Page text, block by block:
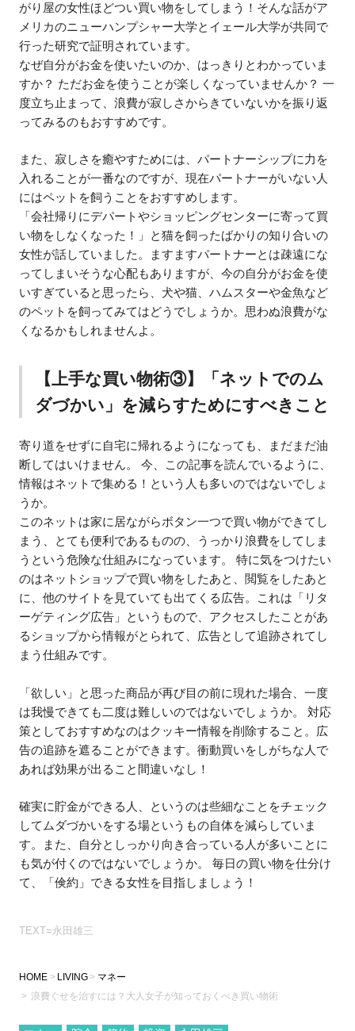
がり屋の女性ほどつい買い物をしてしまう！そんな話がア
メリカのニューハンプシャー大学とイェール大学が共同で
行った研究で証明されています。
なぜ自分がお金を使いたいのか、はっきりとわかっていま
すか？ ただお金を使うことが楽しくなっていませんか？ 一
度立ち止まって、浪費が寂しさからきていないかを振り返
ってみるのもおすすめです。
また、寂しさを癒やすためには、パートナーシップに力を
入れることが一番なのですが、現在パートナーがいない人
にはペットを飼うことをおすすめします。
「会社帰りにデパートやショッピングセンターに寄って買
い物をしなくなった！」と猫を飼ったばかりの知り合いの
女性が話していました。ますますパートナーとは疎遠にな
ってしまいそうな心配もありますが、今の自分がお金を使
いすぎていると思ったら、犬や猫、ハムスターや金魚など
のペットを飼ってみてはどうでしょうか。思わぬ浪費がな
くなるかもしれませんよ。
【上手な買い物術③】「ネットでのム
ダづかい」を減らすためにすべきこと
寄り道をせずに自宅に帰れるようになっても、まだまだ油
断してはいけません。 今、この記事を読んでいるように、
情報はネットで集める！という人も多いのではないでしょ
うか。
このネットは家に居ながらボタン一つで買い物ができてし
まう、とても便利であるものの、うっかり浪費をしてしま
うという危険な仕組みになっています。 特に気をつけたい
のはネットショップで買い物をしたあと、閲覧をしたあと
に、他のサイトを見ていても出てくる広告。これは「リタ
ーゲティング広告」というもので、アクセスしたことがあ
るショップから情報がとられて、広告として追跡されてし
まう仕組みです。
「欲しい」と思った商品が再び目の前に現れた場合、一度
は我慢できても二度は難しいのではないでしょうか。 対応
策としておすすめなのはクッキー情報を削除すること。広
告の追跡を遮ることができます。衝動買いをしがちな人で
あれば効果が出ること間違いなし！
確実に貯金ができる人、というのは些細なことをチェック
してムダづかいをする場というもの自体を減らしていま
す。また、自分としっかり向き合っている人が多いことに
も気が付くのではないでしょうか。 毎日の買い物を仕分け
て、「倹約」できる女性を目指しましょう！
TEXT=永田雄三
HOME LIVING
マネー
浪費ぐせを治すには？大人女子が知っておくべき買い物術